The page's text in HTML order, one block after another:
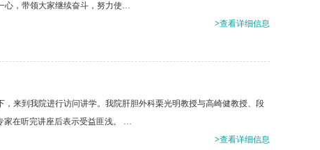
心，带领大家继续奋斗，努力使…
>查看详细信息
来到我院进行访问讲学。我院肝胆外科栗光明教授与高崎健教授、段
家在听完讲座后表示受益匪浅。 …
>查看详细信息